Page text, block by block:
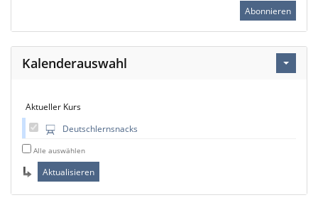
Abonnieren
Kalenderauswahl
Aktueller Kurs
Deutschlernsnacks
Alle auswählen